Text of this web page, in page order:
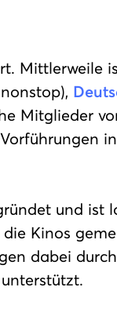
Mittlerweile
Mitglieder
und ist
Kinos
dabei